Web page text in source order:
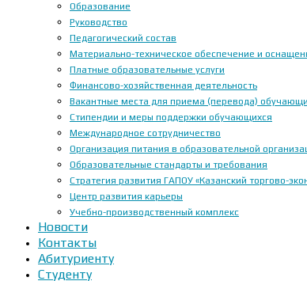
Образование
Руководство
Педагогический состав
Материально-техническое обеспечение и
Платные образовательные услуги
Финансово-хозяйственная деятельность
Вакантные места для приема (перевода)
Стипендии и меры поддержки обучающихся
Международное сотрудничество
Организация питания в образовательной
Образовательные стандарты и требования
Стратегия развития ГАПОУ «Казанский торгово-
Центр развития карьеры
Учебно-производственный комплекс
Новости
Контакты
Абитуриенту
Студенту